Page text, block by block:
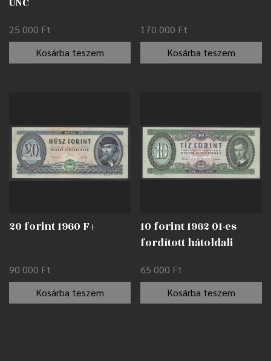
25 000 Ft
Kosárba teszem
170 000 Ft
Kosárba teszem
20 forint 1960 F+
90 000 Ft
Kosárba teszem
10 forint 1962 01-es
fordított hátoldali
65 000 Ft
Kosárba teszem